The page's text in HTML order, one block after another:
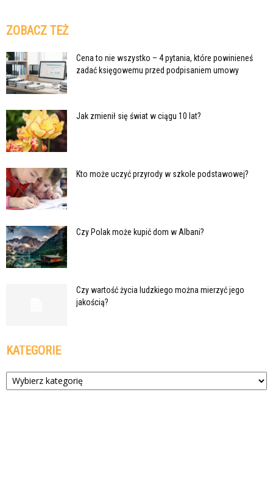
ZOBACZ TEŻ
Cena to nie wszystko – 4 pytania, które powinieneś
zadać księgowemu przed podpisaniem umowy
Jak zmienił się świat w ciągu 10 lat?
Kto może uczyć przyrody w szkole podstawowej?
Czy Polak może kupić dom w Albani?
Czy wartość życia ludzkiego można mierzyć jego
jakością?
KATEGORIE
Kategorie